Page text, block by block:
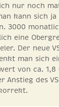
nur noch
kann sich
3000
eine
Der neue
man sich
von ca.
Anstieg des